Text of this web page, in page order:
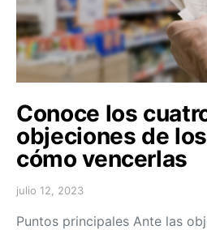
Conoce los
objeciones de
cómo vencerlas
julio 12, 2023
Puntos principales Ante las